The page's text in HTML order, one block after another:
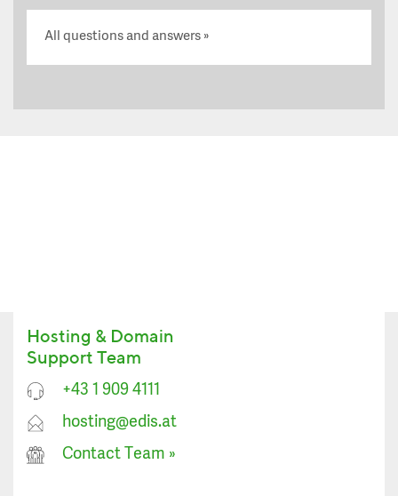
All questions and answers
Hosting & Domain
Support Team
+43 1 909 4111
hosting@edis.at
Contact Team »